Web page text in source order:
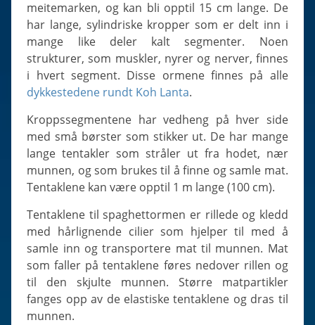
Slugs & Snails
Sea Stars, Urchins & Sea Cucumbers
Clams & Oysters
Sponges
Bristle Worms
Jellyfish
meitemarken, og kan bli opptil 15 cm lange. De
har lange, sylindriske kropper som er delt inn i
mange like deler kalt segmenter. Noen
strukturer, som muskler, nyrer og nerver, finnes
i hvert segment. Disse ormene finnes på alle
dykkestedene rundt Koh Lanta.
Kroppssegmentene har vedheng på hver side
med små børster som stikker ut. De har mange
lange tentakler som stråler ut fra hodet, nær
munnen, og som brukes til å finne og samle mat.
Tentaklene kan være opptil 1 m lange (100 cm).
Tentaklene til spaghettormen er rillede og kledd
med hårlignende cilier som hjelper til med å
samle inn og transportere mat til munnen. Mat
som faller på tentaklene føres nedover rillen og
til den skjulte munnen. Større matpartikler
fanges opp av de elastiske tentaklene og dras til
munnen.